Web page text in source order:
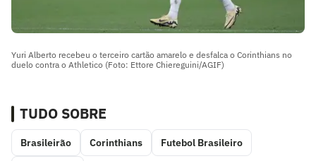
Yuri Alberto recebeu o terceiro cartão amarelo e desfalca o Corinthians no
duelo contra o Athletico (Foto: Ettore Chiereguini/AGIF)
TUDO SOBRE
Brasileirão Corinthians Futebol Brasileiro